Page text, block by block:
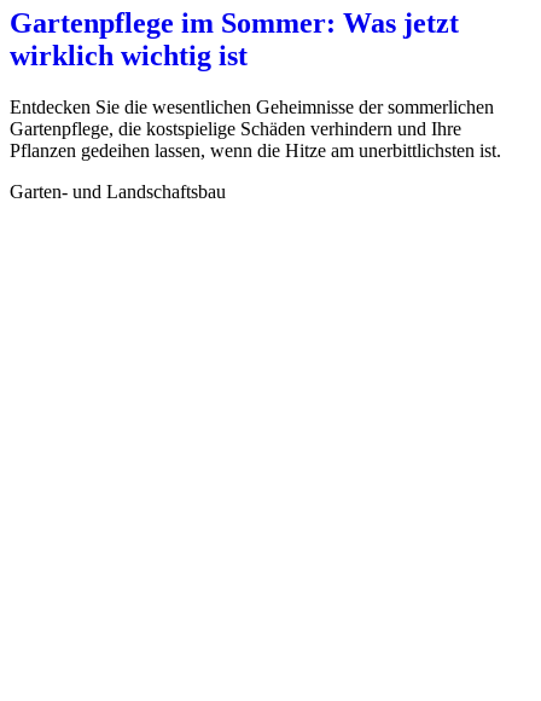
Gartenpflege im Sommer: Was jetzt
wirklich wichtig ist
Entdecken Sie die wesentlichen Geheimnisse der sommerlichen
Gartenpflege, die kostspielige Schäden verhindern und Ihre
Pflanzen gedeihen lassen, wenn die Hitze am unerbittlichsten ist.
Garten- und Landschaftsbau